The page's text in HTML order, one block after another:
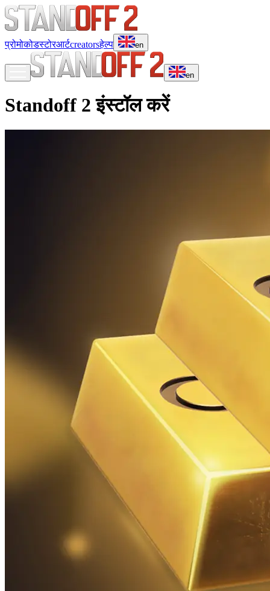
प्रोमोकोडस्टोरआर्टcreatorsहेल्प en
en
Standoff 2 इंस्टॉल करें